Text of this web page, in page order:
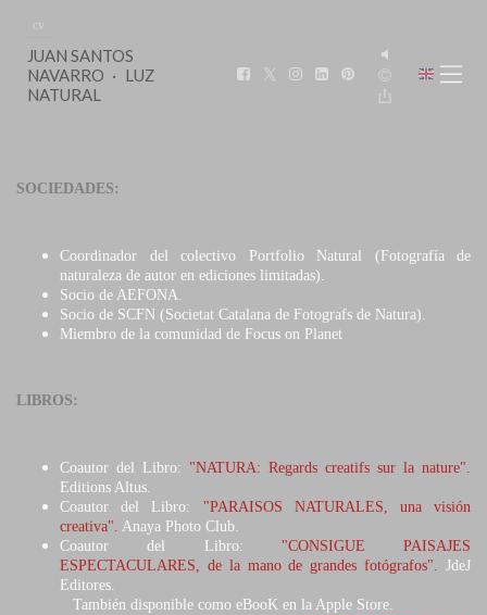
CV
JUAN SANTOS
NAVARRO
LUZ
NATURAL
SOCIEDADES:
Coordinador del colectivo Portfolio Natural (Fotografía de
naturaleza de autor en ediciones limitadas).
Socio de AEFONA.
Socio de SCFN (Societat Catalana de Fotografs de Natura).
Miembro de la comunidad de Focus on Planet
LIBROS:
Coautor del Libro: "NATURA: Regards creatifs sur la nature".
Editions Altus.
Coautor del Libro: "PARAISOS NATURALES, una visión
creativa". Anaya Photo Club.
Coautor del Libro: "CONSIGUE PAISAJES
ESPECTACULARES, de la mano de grandes fotógrafos". JdeJ
Editores.
También disponible como eBooK en la Apple Store.